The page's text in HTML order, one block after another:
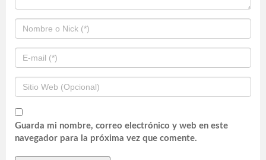
Guarda mi nombre, correo electrónico y web en este
navegador para la próxima vez que comente.